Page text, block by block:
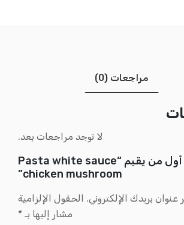
مراجعات (0)
لا توجد مراجعات بعد.
كن أول من يقيم “Pasta white sauce
chicken mushroom”
عنوان بريدك الإلكتروني. الحقول الإلزامية
مشار إليها بـ *